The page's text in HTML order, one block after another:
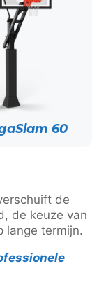
60
de
de keuze van
lange termijn.